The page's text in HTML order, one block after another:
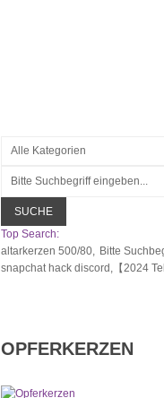
SUCHE
Top Search:
altarkerzen 500/80, Bitte
snapchat hack discord,【2024
OPFERKERZEN